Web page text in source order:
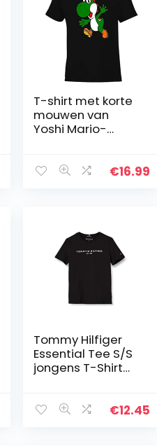
T-shirt met korte
mouwen van
Yoshi Mario-
meisjes
€16.99
Tommy Hilfiger
Essential Tee S/S
jongens T-Shirt
€12.45